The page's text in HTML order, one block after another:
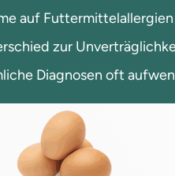
auf
zur
Diagnosen oft